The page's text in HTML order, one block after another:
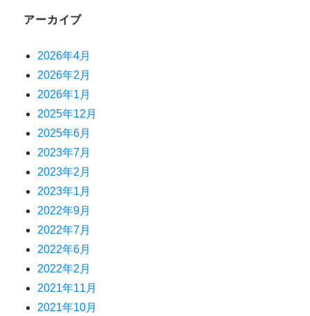
アーカイブ
2026年4月
2026年2月
2026年1月
2025年12月
2025年6月
2023年7月
2023年2月
2023年1月
2022年9月
2022年7月
2022年6月
2022年2月
2021年11月
2021年10月